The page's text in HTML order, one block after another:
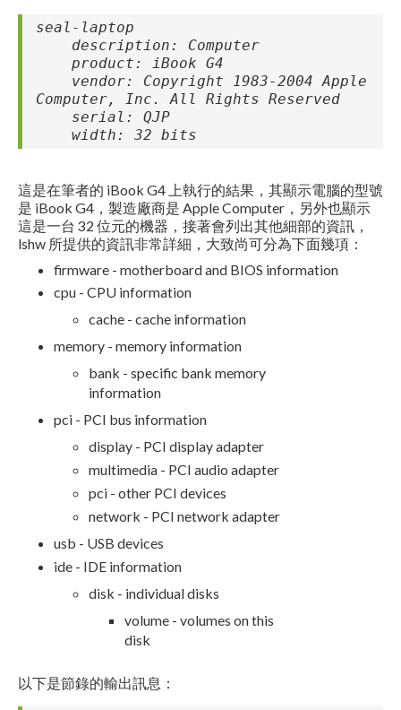
seal-laptop
description: Computer
product: iBook G4
vendor: Copyright 1983-2004 Apple
Computer, Inc. All Rights Reserved
serial: QJP
width: 32 bits
這是在筆者的 iBook G4 上執行的結果，其顯示電腦的型號
是 iBook G4，製造廠商是 Apple Computer，另外也顯示
這是一台 32 位元的機器，接著會列出其他細部的資訊，
lshw 所提供的資訊非常詳細，大致尚可分為下面幾項：
firmware - motherboard and BIOS information
cpu - CPU information
cache - cache information
memory - memory information
bank - specific bank memory
information
pci - PCI bus information
display - PCI display adapter
multimedia - PCI audio adapter
pci - other PCI devices
network - PCI network adapter
usb - USB devices
ide - IDE information
disk - individual disks
volume - volumes on this
disk
以下是節錄的輸出訊息：